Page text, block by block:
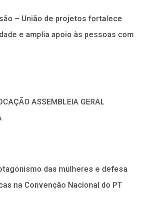
– União de projetos fortalece
e amplia apoio às pessoas com
ASSEMBLEIA GERAL
das mulheres e defesa
na Convenção Nacional do PT